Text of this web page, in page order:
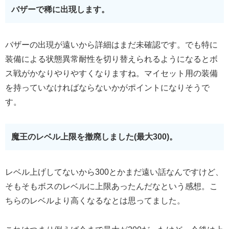
バザーで稀に出現します。
バザーの出現が遠いから詳細はまだ未確認です。でも特に
装備による状態異常耐性を切り替えられるようになるとボ
ス戦がかなりやりやすくなりますね。マイセット用の装備
を持っていなければならないかがポイントになりそうで
す。
魔王のレベル上限を撤廃しました(最大300)。
レベル上げしてないから300とかまだ遠い話なんですけど、
そもそもボスのレベルに上限あったんだなという感想。こ
ちらのレベルより高くなるなとは思ってました。